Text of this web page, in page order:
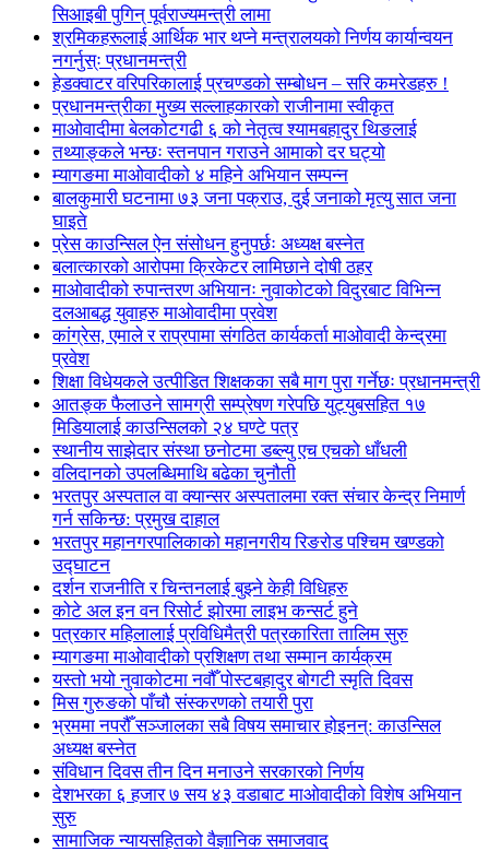
सिआइबी पुगिन् पूर्वराज्यमन्त्री लामा
श्रमिकहरूलाई आर्थिक भार थप्ने मन्त्रालयको निर्णय कार्यान्वयन
नगर्नुस्ः प्रधानमन्त्री
हेडक्वाटर वरिपरिकालाई प्रचण्डको सम्बोधन – सरि कमरेडहरु !
प्रधानमन्त्रीका मुख्य सल्लाहकारको राजीनामा स्वीकृत
माओवादीमा बेलकोटगढी ६ को नेतृत्व श्यामबहादुर थिङलाई
तथ्याङ्कले भन्छः स्तनपान गराउने आमाको दर घट्यो
म्यागङमा माओवादीको ४ महिने अभियान सम्पन्न
बालकुमारी घटनामा ७३ जना पक्राउ, दुई जनाको मृत्यु सात जना
घाइते
प्रेस काउन्सिल ऐन संसोधन हुनुपर्छः अध्यक्ष बस्नेत
बलात्कारको आरोपमा क्रिकेटर लामिछाने दोषी ठहर
माओवादीको रुपान्तरण अभियानः नुवाकोटको विदुरबाट विभिन्न
दलआबद्ध युवाहरु माओवादीमा प्रवेश
कांग्रेस, एमाले र राप्रपामा संगठित कार्यकर्ता माओवादी केन्द्रमा
प्रवेश
शिक्षा विधेयकले उत्पीडित शिक्षकका सबै माग पुरा गर्नेछः प्रधानमन्त्री
आतङ्क फैलाउने सामग्री सम्प्रेषण गरेपछि युट्युबसहित १७
मिडियालाई काउन्सिलको २४ घण्टे पत्र
स्थानीय साझेदार संस्था छनोटमा डब्ल्यु एच एचको धाँधली
वलिदानको उपलब्धिमाथि बढेका चुनौती
भरतपुर अस्पताल वा क्यान्सर अस्पतालमा रक्त संचार केन्द्र निमार्ण
गर्न सकिन्छ: प्रमुख दाहाल
भरतपुर महानगरपालिकाको महानगरीय रिङरोड पश्चिम खण्डको
उद्घाटन
दर्शन राजनीति र चिन्तनलाई बुझ्ने केही विधिहरु
कोटे अल इन वन रिसोर्ट झोरमा लाइभ कन्सर्ट हुने
पत्रकार महिलालाई प्रविधिमैत्री पत्रकारिता तालिम सुरु
म्यागङमा माओवादीको प्रशिक्षण तथा सम्मान कार्यक्रम
यस्तो भयो नुवाकोटमा नवौँ पोस्टबहादुर बोगटी स्मृति दिवस
मिस गुरुङको पाँचौ संस्करणको तयारी पुरा
भ्रममा नपरौँ सञ्जालका सबै विषय समाचार होइनन्: काउन्सिल
अध्यक्ष बस्नेत
संविधान दिवस तीन दिन मनाउने सरकारको निर्णय
देशभरका ६ हजार ७ सय ४३ वडाबाट माओवादीको विशेष अभियान
सुरु
सामाजिक न्यायसहितको वैज्ञानिक समाजवाद